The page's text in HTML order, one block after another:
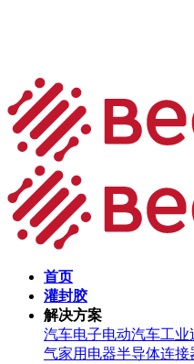
首页
灌封胶
解决方案
汽车电子电动汽车工业
气家用电器半导体连接